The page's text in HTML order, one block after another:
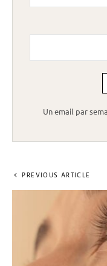
Un email par
PREVIOUS ARTICLE